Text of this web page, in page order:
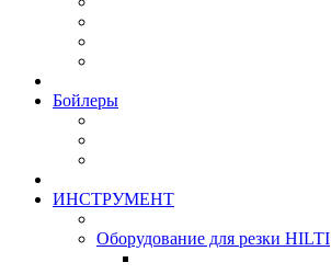
Бойлеры
ИНСТРУМЕНТ
Оборудование для резки HILTI